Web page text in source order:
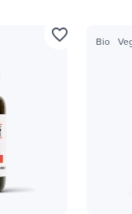
favorite_border Bio